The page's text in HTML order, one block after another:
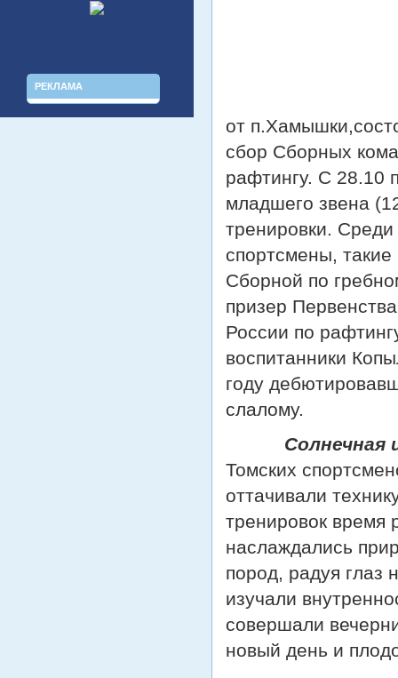
РЕКЛАМА
от
сбор Сборных
рафтингу. С 28.10
младшего звена
тренировки.
спортсмены,
Сборной по
призер
России по
воспитанники
году
слалому.
Солнечная и
Томских
оттачивали
тренировок время
наслаждались
пород, радуя глаз
изучали
совершали
новый день и